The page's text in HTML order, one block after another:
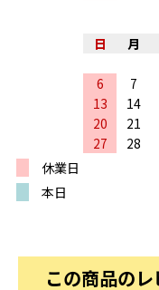
日
月
6
7
13
14
20
21
27
28
休業日
本日
この商品の